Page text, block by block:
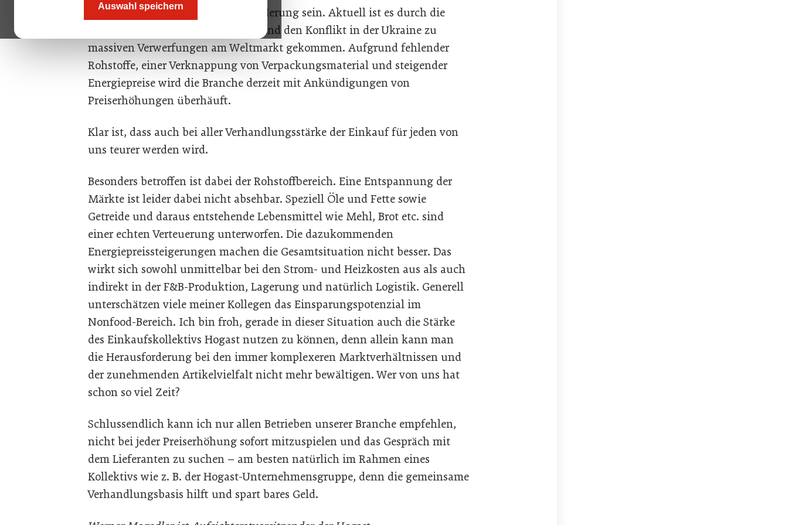
Auswahl speichern
Griff zu haben wird eine Herausforderung sein. Aktuell ist es durch die
Nachwirkungen der Corona-Krise und den Konflikt in der Ukraine zu
massiven Verwerfungen am Weltmarkt gekommen. Aufgrund fehlender
Rohstoffe, einer Verknappung von Verpackungsmaterial und steigender
Energiepreise wird die Branche derzeit mit Ankündigungen von
Preiserhöhungen überhäuft.
Klar ist, dass auch bei aller Verhandlungsstärke der Einkauf für jeden von
uns teurer werden wird.
Besonders betroffen ist dabei der Rohstoffbereich. Eine Entspannung der
Märkte ist leider dabei nicht absehbar. Speziell Öle und Fette sowie
Getreide und daraus entstehende Lebensmittel wie Mehl, Brot etc. sind
einer echten Verteuerung unterworfen. Die dazukommenden
Energiepreissteigerungen machen die Gesamtsituation nicht besser. Das
wirkt sich sowohl unmittelbar bei den Strom- und Heizkosten aus als auch
indirekt in der F&B-Produktion, Lagerung und natürlich Logistik. Generell
unterschätzen viele meiner Kollegen das Einsparungspotenzial im
Nonfood-Bereich. Ich bin froh, gerade in dieser Situation auch die Stärke
des Einkaufskollektivs Hogast nutzen zu können, denn allein kann man
die Herausforderung bei den immer komplexeren Marktverhältnissen und
der zunehmenden Artikelvielfalt nicht mehr bewältigen. Wer von uns hat
schon so viel Zeit?
Schlussendlich kann ich nur allen Betrieben unserer Branche empfehlen,
nicht bei jeder Preiserhöhung sofort mitzuspielen und das Gespräch mit
dem Lieferanten zu suchen – am besten natürlich im Rahmen eines
Kollektivs wie z. B. der Hogast-Unternehmensgruppe, denn die gemeinsame
Verhandlungsbasis hilft und spart bares Geld.